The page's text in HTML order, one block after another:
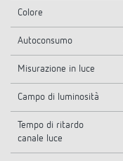
Colore
Autoconsumo
Misurazione in luce
Campo di luminosità
Tempo di ritardo
canale luce